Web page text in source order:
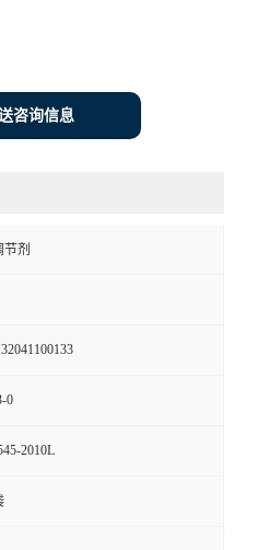
咨询信息
剂
0
2010L